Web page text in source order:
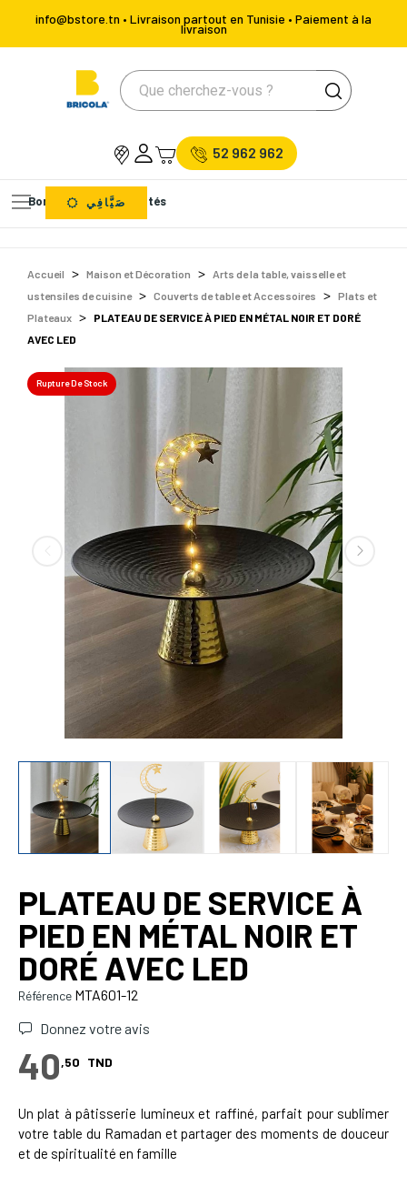
info@bstore.tn • Livraison partout en Tunisie • Paiement à la
livraison
52 962 962
Bons Plans Nouveautés
صَيَّافِي
Accueil Maison et Décoration
Arts de la table, vaisselle et
ustensiles de cuisine
Couverts de table et Accessoires
Plats et
Plateaux
PLATEAU DE SERVICE À PIED EN MÉTAL NOIR ET DORÉ
AVEC LED
Rupture De Stock
PLATEAU DE SERVICE À
PIED EN MÉTAL NOIR ET
DORÉ AVEC LED
Référence MTA601-12
Donnez votre avis
40,50 TND
Un plat à pâtisserie lumineux et raffiné, parfait pour sublimer
votre table du Ramadan et partager des moments de douceur
et de spiritualité en famille